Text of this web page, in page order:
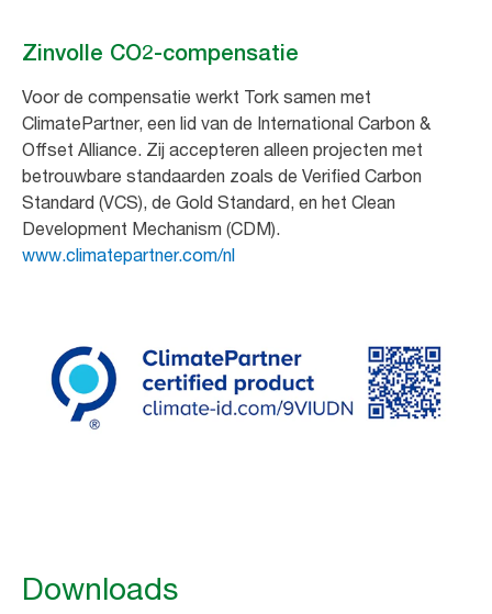
Zinvolle CO2-compensatie
Voor de compensatie werkt Tork samen met
ClimatePartner, een lid van de International Carbon &
Offset Alliance. Zij accepteren alleen projecten met
betrouwbare standaarden zoals de Verified Carbon
Standard (VCS), de Gold Standard, en het Clean
Development Mechanism (CDM).
www.climatepartner.com/nl
Downloads